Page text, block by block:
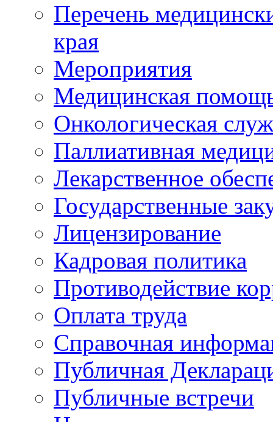
Перечень
края
Мероприятия
Медицинская
Онкологическая
Паллиативная
Лекарственное
Государственные
Лицензирование
Кадровая политика
Противодействие
Оплата труда
Справочная
Публичная
Публичные встречи